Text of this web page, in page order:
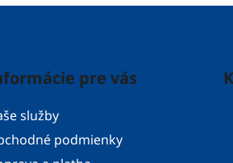
pre vás
služby
podmienky